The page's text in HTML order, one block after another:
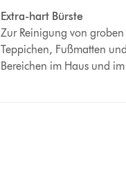
Extra-hart Bürste
Zur Reinigung von
Teppichen, Fußmatten
Bereichen im Haus und